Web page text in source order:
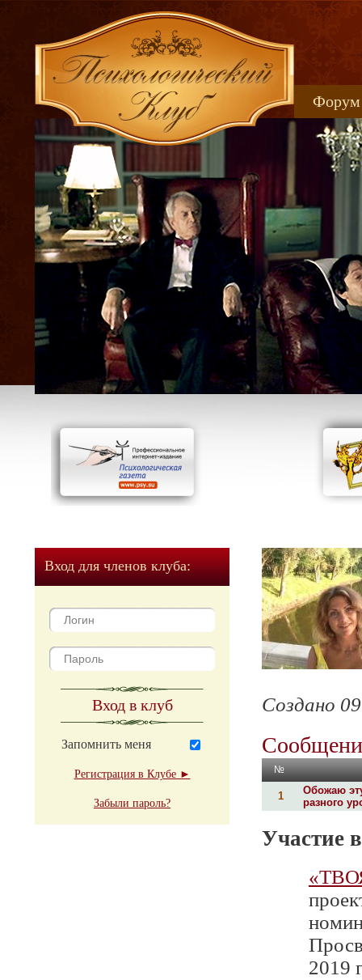
Форум
Вход для членов клуба:
Вход в клуб
Запомнить меня
Регистрация в Клубе ►
Забыли пароль?
Создано
№
1
Обожаю
разного
Участие
2019